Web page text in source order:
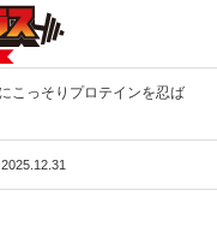
こっそりプロテインを忍ば
2025.12.31